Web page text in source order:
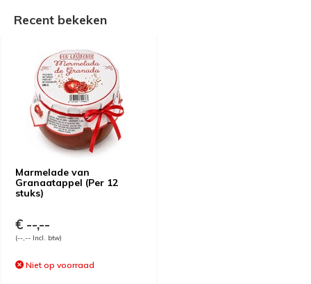
Recent bekeken
Marmelade van
Granaatappel (Per 12
stuks)
€ --,--
(--,-- Incl. btw)
Niet op voorraad